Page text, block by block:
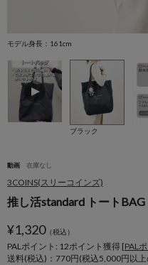
モデル身長：161cm
ブラック
動画 在庫なし
3COINS(スリーコインズ)
推し活standard トートBAG
¥1,320（税込）
PALポイント: 12ポイント獲得 [PAL
送料(税込)：770円(税込5,000円以